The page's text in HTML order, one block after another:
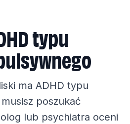
typu
ma ADHD typu
poszukać
lub psychiatra oceni